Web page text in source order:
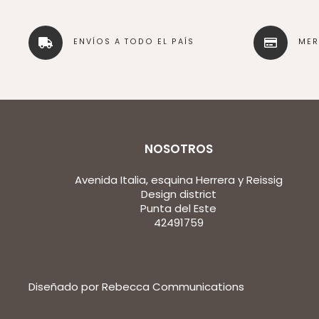
ENVÍOS A TODO EL PAÍS
NOSOTROS
Avenida Italia, esquina Herrera y Reissig
Design district
Punta del Este
42491759
Diseñado por Rebecca Communications